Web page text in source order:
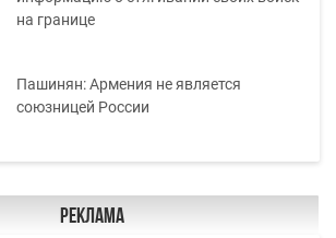
на границе
Пашинян: Армения не является
союзницей России
Реклама